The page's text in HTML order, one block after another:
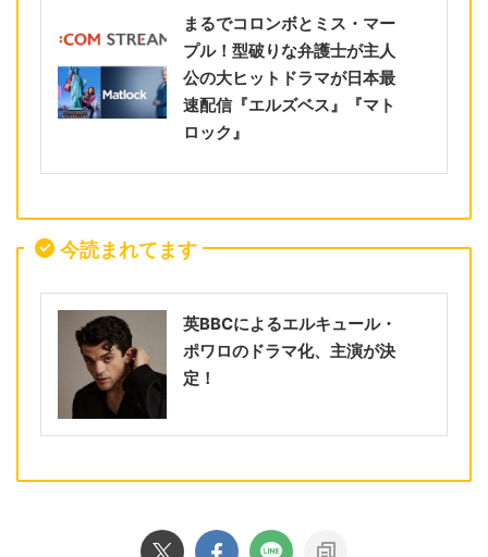
まるでコロンボとミス・マー
プル！型破りな弁護士が主人
公の大ヒットドラマが日本最
速配信『エルズベス』『マト
ロック』
今読まれてます
英BBCによるエルキュール・
ポワロのドラマ化、主演が決
定！